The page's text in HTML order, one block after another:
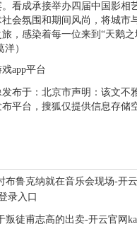
看成承接举办四届中国影相
会氛围和期间风尚，将城市
，感染着每一位来到“天鹅之
）
app平台
布于：北京市声明：该文不
平台，搜狐仅提供信息存储
布鲁克纳就在音乐会现场-开
录入口
叛徒甫志高的出卖-开云官网